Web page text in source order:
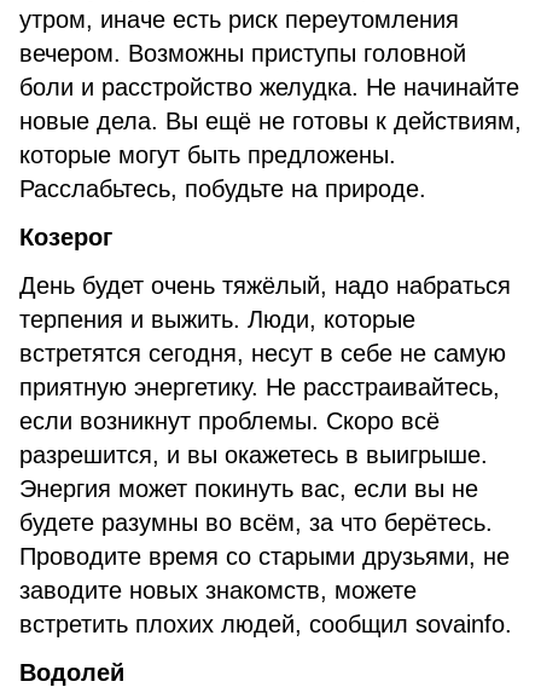
утром, иначе есть риск переутомления
вечером. Возможны приступы головной
боли и расстройство желудка. Не начинайте
новые дела. Вы ещё не готовы к действиям,
которые могут быть предложены.
Расслабьтесь, побудьте на природе.
Козерог
День будет очень тяжёлый, надо набраться
терпения и выжить. Люди, которые
встретятся сегодня, несут в себе не самую
приятную энергетику. Не расстраивайтесь,
если возникнут проблемы. Скоро всё
разрешится, и вы окажетесь в выигрыше.
Энергия может покинуть вас, если вы не
будете разумны во всём, за что берётесь.
Проводите время со старыми друзьями, не
заводите новых знакомств, можете
встретить плохих людей, сообщил sovainfo.
Водолей